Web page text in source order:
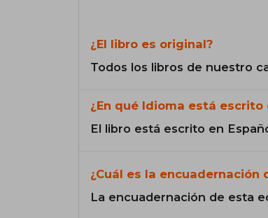
¿El libro es original?
Todos los libros de nuestro
¿En qué Idioma está escrito
El libro está escrito en
¿Cuál es la encuadernación
La encuadernación de esta